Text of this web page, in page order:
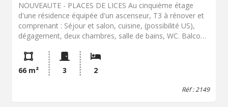
NOUVEAUTE - PLACES DE LICES Au cinquième étage
d'une résidence équipée d'un ascenseur, T3 à rénover et
comprenant : Séjour et salon, cuisine, (possibilité US),
dégagement, deux chambres, salle de bains, WC. Balcon
Vue dégagée sur centre historique et canal d'ille et Rance
(4.50 % d'honoraires TTC à la charge de l'acquéreur.)
66 m² 3 2
Réf : 2149